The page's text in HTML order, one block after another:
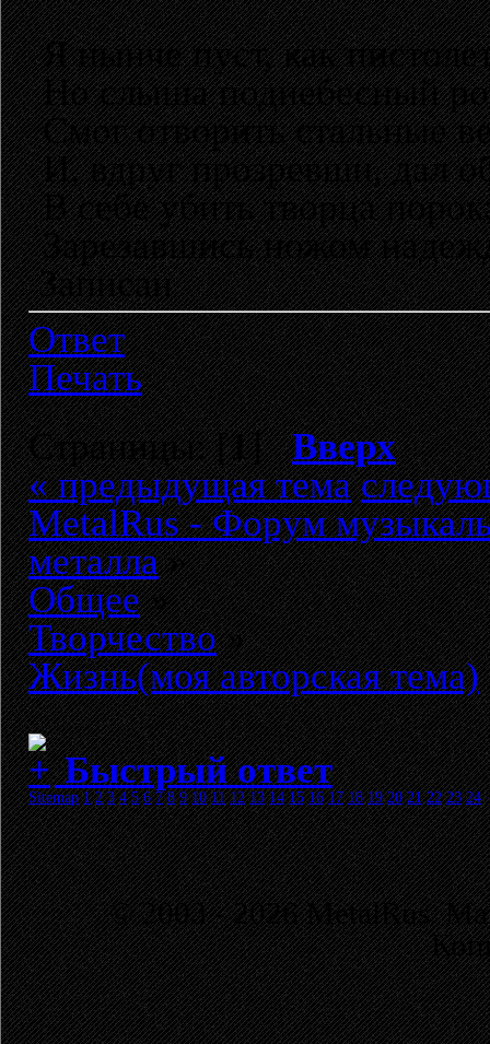
Я нынче пуст, как
Но слыша поднебесный
Смог отворить стальные
И, вдруг прозревши, дал
В себе убить творца
Зарезавшись ножом
Записан
Ответ
Печать
Страницы: [1]Вверх
« предыдущая тема
MetalRus - Форум
металла»
Общее»
Творчество»
Жизнь(моя авторская тема)
Быстрый ответ
Sitemap 1 2 3 4 5 6 7 8 9 10 11 12 13 14 15 16 17 18 19 20 21 22 23 24
© 2003 - 2026 MetalRus.